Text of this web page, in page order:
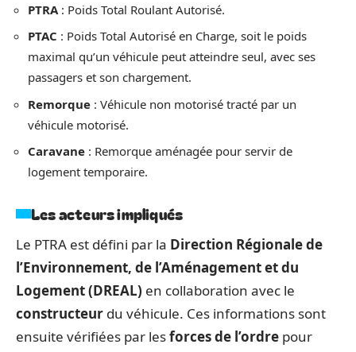
PTRA : Poids Total Roulant Autorisé.
PTAC : Poids Total Autorisé en Charge, soit le poids
maximal qu’un véhicule peut atteindre seul, avec ses
passagers et son chargement.
Remorque : Véhicule non motorisé tracté par un
véhicule motorisé.
Caravane : Remorque aménagée pour servir de
logement temporaire.
Les acteurs impliqués
Le PTRA est défini par la Direction Régionale de
l’Environnement, de l’Aménagement et du
Logement (DREAL) en collaboration avec le
constructeur du véhicule. Ces informations sont
ensuite vérifiées par lesforces de l’ordre pour